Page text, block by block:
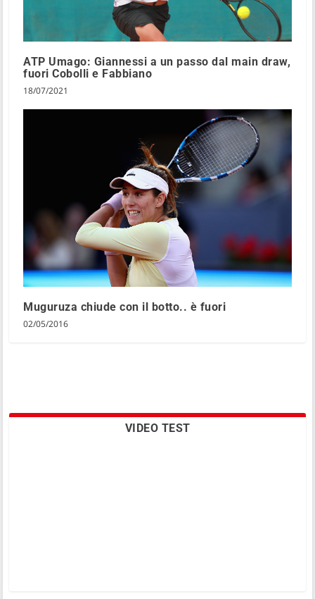
ATP Umago: Giannessi a un passo dal main draw,
fuori Cobolli e Fabbiano
18/07/2021
Muguruza chiude con il botto.. è fuori
02/05/2016
VIDEO TEST